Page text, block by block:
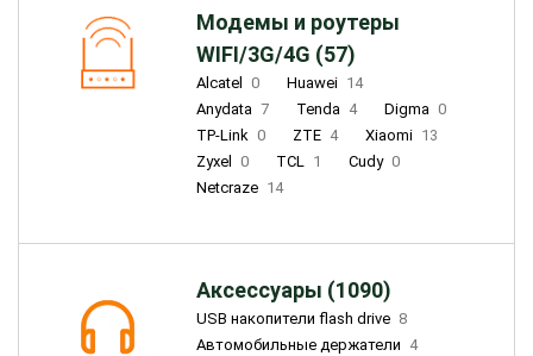
Модемы и роутеры
WIFI/3G/4G (57)
Alcatel 0 Huawei 14
Anydata 7 Tenda 4 Digma 0
TP-Link 0 ZTE 4 Xiaomi 13
Zyxel
0 TCL 1 Cudy 0
Netcraze 14
Аксессуары (1090)
USB накопители flash drive 8
Автомобильные держатели 4